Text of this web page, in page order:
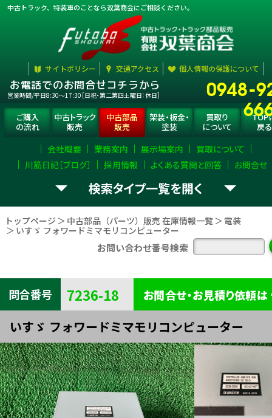
中古トラック、特装車のことなら双葉商会にご相談ください。
サイトポリシー 交通アクセス 個人情報の保護について
お電話でのお問合せコチラから
営業時間/平日8:30〜17:30［日祝・第二第四土曜日：休日］ 0948-
ご購入
の流れ
中古トラック
販売
中古部品
販売
架装・板金・
塗装
買取り
について
TOP
戻る
会社概要 業務案内 展示場案内
買取について
川筋日記［ブログ］
採用情報 よくある質問と回答 お問合せ
お探し トラック部品（パーツ）を選択 して下さい。
エンジン ミッション
キャビン 電装 内装
タイヤ・
足まわり
外装 ボデー
エンジン
関連
全部品一覧検索
検索タイプ一覧
トップページ 中古部品（パーツ）販売 在庫情報一覧
電装
いすゞ フォワードミマモリコンピューター
お問い合わせ番号検索
問合番号 7236-18
いすゞ フォワードミマモリコンピューター
お問合せ・お見積り依頼は